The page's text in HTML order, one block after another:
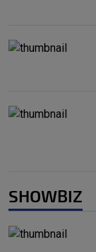
SHOWBIZ